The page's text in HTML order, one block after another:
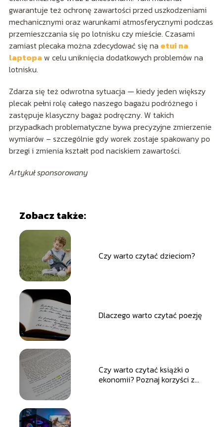
gwarantuje też ochronę zawartości przed uszkodzeniami
mechanicznymi oraz warunkami atmosferycznymi podczas
przemieszczania się po lotnisku czy mieście. Czasami
zamiast plecaka można zdecydować się na etui na
laptopa w celu uniknięcia dodatkowych problemów na
lotnisku.
Zdarza się też odwrotna sytuacja — kiedy jeden większy
plecak pełni rolę całego naszego bagażu podróżnego i
zastępuje klasyczny bagaż podręczny. W takich
przypadkach problematyczne bywa precyzyjne zmierzenie
wymiarów – szczególnie gdy worek zostaje spakowany po
brzegi i zmienia kształt pod naciskiem zawartości.
Artykuł sponsorowany
Zobacz także:
Czy warto czytać dzieciom?
Dlaczego warto czytać poezję
Czy warto czytać książki o
ekonomii? Poznaj korzyści z